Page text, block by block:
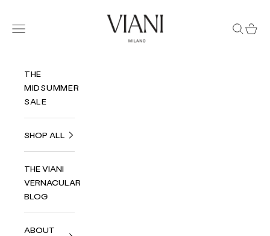
Viani Milano
Menü
Suchen
THE
MIDSUMMER
SALE
SHOP ALL
THE VIANI
VERNACULAR
BLOG
ABOUT